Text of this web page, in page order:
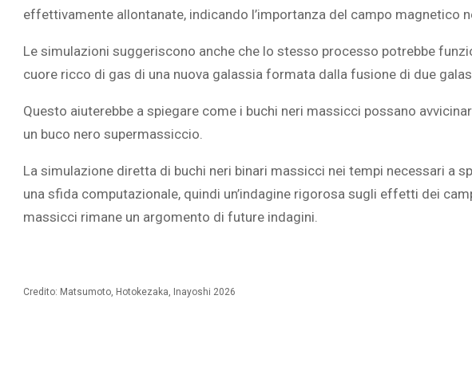
effettivamente allontanate, indicando l’importanza del campo magnetico
Le simulazioni suggeriscono anche che lo stesso processo potrebbe
cuore ricco di gas di una nuova galassia formata dalla fusione di due
Questo aiuterebbe a spiegare come i buchi neri massicci possano
un buco nero supermassiccio.
La simulazione diretta di buchi neri binari massicci nei tempi necessari a
una sfida computazionale, quindi un’indagine rigorosa sugli effetti dei
massicci rimane un argomento di future indagini.
Credito: Matsumoto, Hotokezaka, Inayoshi 2026